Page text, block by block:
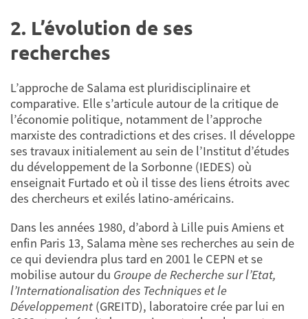
2. L’évolution de ses
recherches
L’approche de Salama est pluridisciplinaire et
comparative. Elle s’articule autour de la critique de
l’économie politique, notamment de l’approche
marxiste des contradictions et des crises. Il développe
ses travaux initialement au sein de l’Institut d’études
du développement de la Sorbonne (IEDES) où
enseignait Furtado et où il tisse des liens étroits avec
des chercheurs et exilés latino-américains.
Dans les années 1980, d’abord à Lille puis Amiens et
enfin Paris 13, Salama mène ses recherches au sein de
ce qui deviendra plus tard en 2001 le CEPN et se
mobilise autour du Groupe de Recherche sur l’Etat,
l’Internationalisation des Techniques et le
Développement(GREITD), laboratoire crée par lui en